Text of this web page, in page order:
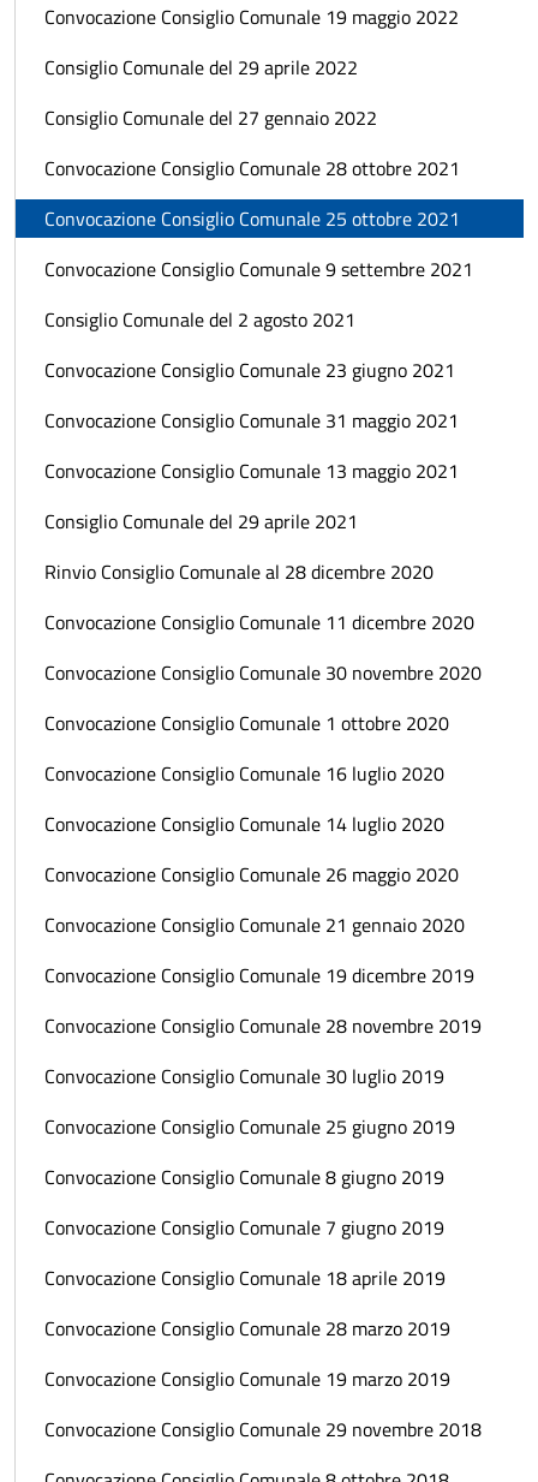
Convocazione Consiglio Comunale 19 maggio 2022
Consiglio Comunale del 29 aprile 2022
Consiglio Comunale del 27 gennaio 2022
Convocazione Consiglio Comunale 28 ottobre 2021
Convocazione Consiglio Comunale 25 ottobre 2021
Convocazione Consiglio Comunale 9 settembre 2021
Consiglio Comunale del 2 agosto 2021
Convocazione Consiglio Comunale 23 giugno 2021
Convocazione Consiglio Comunale 31 maggio 2021
Convocazione Consiglio Comunale 13 maggio 2021
Consiglio Comunale del 29 aprile 2021
Rinvio Consiglio Comunale al 28 dicembre 2020
Convocazione Consiglio Comunale 11 dicembre 2020
Convocazione Consiglio Comunale 30 novembre 2020
Convocazione Consiglio Comunale 1 ottobre 2020
Convocazione Consiglio Comunale 16 luglio 2020
Convocazione Consiglio Comunale 14 luglio 2020
Convocazione Consiglio Comunale 26 maggio 2020
Convocazione Consiglio Comunale 21 gennaio 2020
Convocazione Consiglio Comunale 19 dicembre 2019
Convocazione Consiglio Comunale 28 novembre 2019
Convocazione Consiglio Comunale 30 luglio 2019
Convocazione Consiglio Comunale 25 giugno 2019
Convocazione Consiglio Comunale 8 giugno 2019
Convocazione Consiglio Comunale 7 giugno 2019
Convocazione Consiglio Comunale 18 aprile 2019
Convocazione Consiglio Comunale 28 marzo 2019
Convocazione Consiglio Comunale 19 marzo 2019
Convocazione Consiglio Comunale 29 novembre 2018